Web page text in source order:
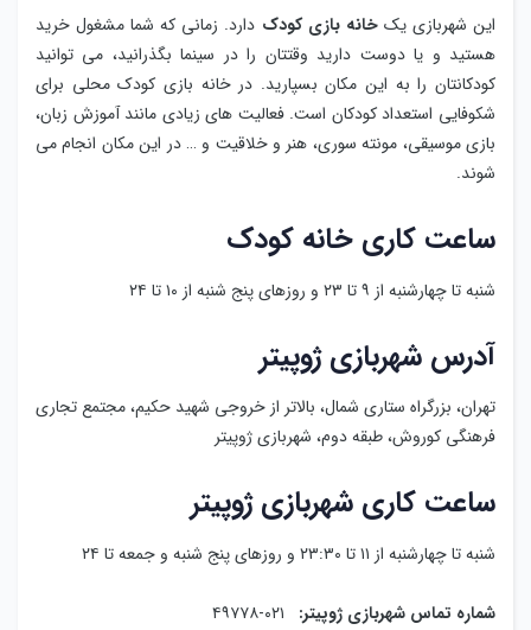
این شهربازی یکخانه بازی کودک دارد. زمانی که شما مشغول خرید
هستید و یا دوست دارید وقتتان را در سینما بگذرانید، می توانید
کودکانتان را به این مکان بسپارید. در خانه بازی کودک محلی برای
شکوفایی استعداد کودکان است. فعالیت های زیادی مانند آموزش زبان،
بازی موسیقی، مونته سوری، هنر و خلاقیت و … در این مکان انجام می
شوند.
ساعت کاری خانه کودک
شنبه تا چهارشنبه از ۹ تا ۲۳ و روزهای پنج شنبه از ۱۰ تا ۲۴
آدرس شهربازی ژوپیتر
تهران، بزرگراه ستاری شمال، بالاتر از خروجی شهید حکیم، مجتمع تجاری
فرهنگی کوروش، طبقه دوم، شهربازی ژوپیتر
ساعت کاری شهربازی ژوپیتر
شنبه تا چهارشنبه از ۱۱ تا ۲۳:۳۰ و روزهای پنج شنبه و جمعه تا ۲۴
شماره تماس شهربازی ژوپیتر: